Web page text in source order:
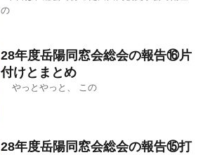
の
28年度岳陽同窓会総会の報告⑯片
付けとまとめ
やっとやっと、 この
28年度岳陽同窓会総会の報告⑮打